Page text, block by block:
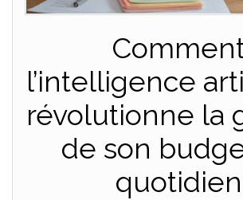
l’intelligence
révolutionne la
de son
quotidien